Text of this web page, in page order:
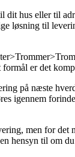
dit hus eller til
løsning til
er det
på næste
igennem
men for
hensyn til om